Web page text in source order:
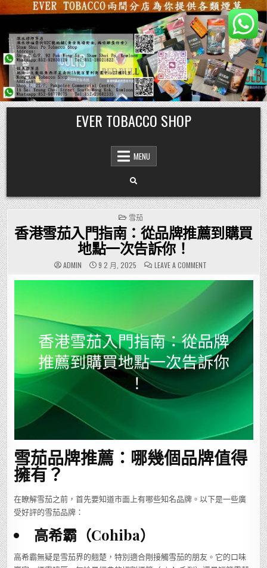
Skip
to
content
EVER TOBACCO SHOP
MENU
POSTED
IN
雪茄
香港雪茄入門指南：從品牌推薦到購買
地點一次告訴你！
ADMIN 9 2 月, 2025 LEAVE A COMMENT
香
港
雪
品
牌
推
薦
到
購
點
雪茄品牌推薦：哪幾個品牌值得
擁有？
在瞭解雪茄之前，首先要知道市面上有哪些知名品牌。以下是一些廣
受好評的雪茄品牌：
高希霸（Cohiba）
高希霸無疑是雪茄界的翹楚，特別適合剛接觸雪茄的朋友。它的口味